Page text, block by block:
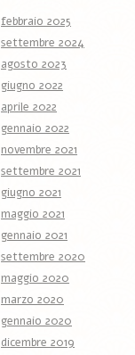
febbraio 2025
settembre 2024
agosto 2023
giugno 2022
aprile 2022
gennaio 2022
novembre 2021
settembre 2021
giugno 2021
maggio 2021
gennaio 2021
settembre 2020
maggio 2020
marzo 2020
gennaio 2020
dicembre 2019